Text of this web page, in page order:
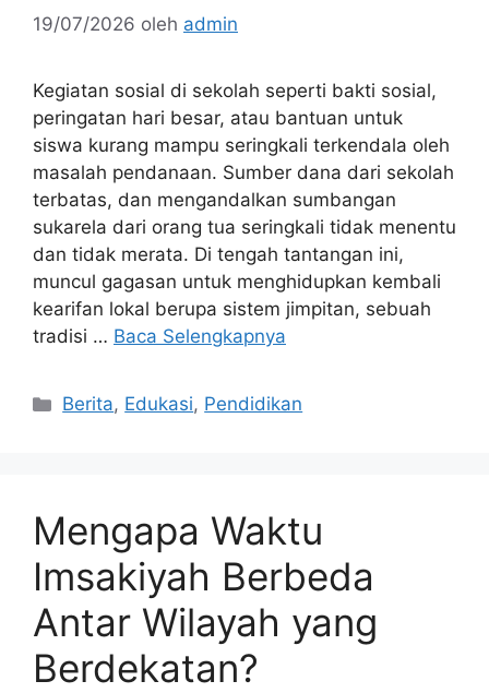
19/07/2026 oleh admin
Kegiatan sosial di sekolah seperti bakti sosial,
peringatan hari besar, atau bantuan untuk
siswa kurang mampu seringkali terkendala oleh
masalah pendanaan. Sumber dana dari sekolah
terbatas, dan mengandalkan sumbangan
sukarela dari orang tua seringkali tidak menentu
dan tidak merata. Di tengah tantangan ini,
muncul gagasan untuk menghidupkan kembali
kearifan lokal berupa sistem jimpitan, sebuah
tradisi … Baca Selengkapnya
Kategori
Berita, Edukasi, Pendidikan
Mengapa Waktu
Imsakiyah Berbeda
Antar Wilayah yang
Berdekatan?